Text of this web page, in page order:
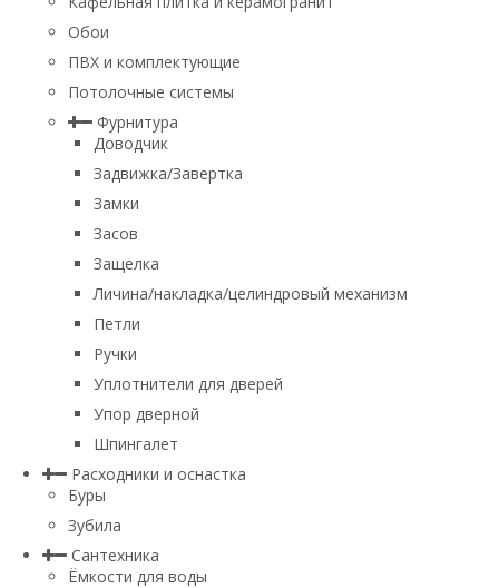
Обои
ПВХ и комплектующие
Потолочные системы
Фурнитура
Доводчик
Задвижка/Завертка
Замки
Засов
Защелка
Личина/накладка/целиндровый механизм
Петли
Ручки
Уплотнители для дверей
Упор дверной
Шпингалет
Расходники и оснастка
Буры
Зубила
Сантехника
Ёмкости для воды